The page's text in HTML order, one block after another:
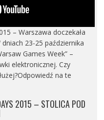
– Warszawa doczekała
23-25 października
Games Week” –
elektronicznej. Czy
na te
2015 – STOLICA POD